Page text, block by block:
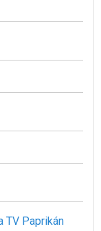
TV Paprikán